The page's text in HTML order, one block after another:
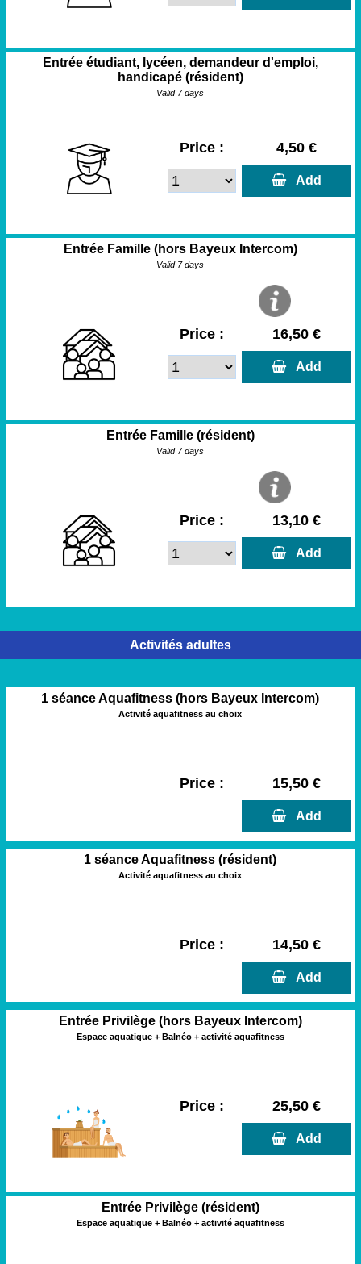
Entrée étudiant, lycéen, demandeur d'emploi,
handicapé (résident)
Valid 7 days
Price : 4,50 €
Add
Entrée Famille (hors Bayeux Intercom)
Valid 7 days
Price : 16,50 €
Add
Entrée Famille (résident)
Valid 7 days
Price : 13,10 €
Add
Activités adultes
1 séance Aquafitness (hors Bayeux Intercom)
Activité aquafitness au choix
Price : 15,50 €
Add
1 séance Aquafitness (résident)
Activité aquafitness au choix
Price : 14,50 €
Add
Entrée Privilège (hors Bayeux Intercom)
Espace aquatique + Balnéo + activité aquafitness
Price : 25,50 €
Add
Entrée Privilège (résident)
Espace aquatique + Balnéo + activité aquafitness